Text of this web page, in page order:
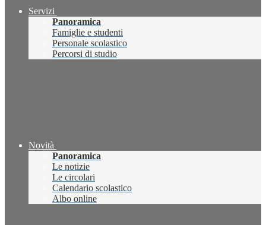
Servizi
Panoramica
Famiglie e studenti
Personale scolastico
Percorsi di studio
Novità
Panoramica
Le notizie
Le circolari
Calendario scolastico
Albo online